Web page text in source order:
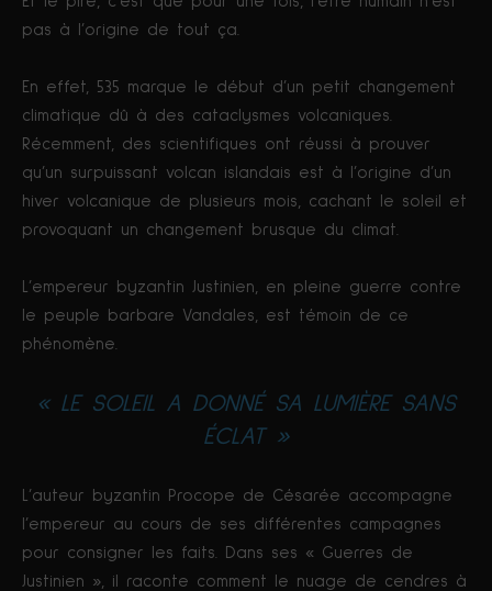
pas à l’origine de tout ça.
En effet, 535 marque le début d’un petit changement
climatique dû à des cataclysmes volcaniques.
Récemment, des scientifiques ont réussi à prouver
qu’un surpuissant volcan islandais est à l’origine d’un
hiver volcanique de plusieurs mois, cachant le soleil et
provoquant un changement brusque du climat.
L’empereur byzantin Justinien, en pleine guerre contre
le peuple barbare Vandales, est témoin de ce
phénomène.
« LE SOLEIL A DONNÉ SA LUMIÈRE SANS
ÉCLAT »
L’auteur byzantin Procope de Césarée accompagne
l’empereur au cours de ses différentes campagnes
pour consigner les faits. Dans ses « Guerres de
Justinien », il raconte comment le nuage de cendres à